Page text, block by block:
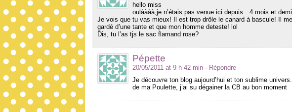
hello miss
oulàààà,je n’étais pas venue ici depuis…4 mois et
Je vois que tu vas mieux! Il est trop drôle le canard à bascule! Il
gardé d’une tante et que mon homme deteste! lol
Dis, tu l’as tjs le sac flamand rose?
Pépette
20/05/2011 at 9 h 42 min · Répondre
Je découvre ton blog aujourd’hui et ton sublime
de ma Poulette, j’ai su dégainer la CB au bon moment